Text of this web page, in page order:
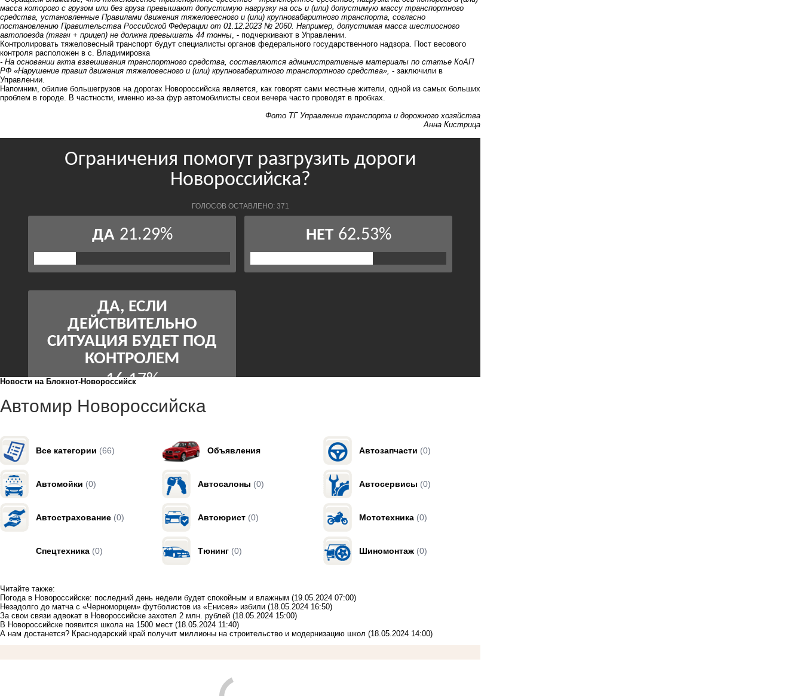
масса которого с грузом или без груза превышают допустимую нагрузку на ось и (или) допустимую массу транспортного
средства, установленные Правилами движения тяжеловесного и (или) крупногабаритного транспорта, согласно
постановлению Правительства Российской Федерации от 01.12.2023 № 2060. Например, допустимая масса шестиосного
автопоезда (тягач + прицеп) не должна превышать 44 тонны , - подчеркивают в Управлении.
Контролировать тяжеловесный транспорт будут специалисты органов федерального государственного надзора. Пост весового
контроля расположен в с. Владимировка
- На основании акта взвешивания транспортного средства, составляются административные материалы по статье КоАП
РФ «Нарушение правил движения тяжеловесного и (или) крупногабаритного транспортного средства», - заключили в
Управлении.
Напомним, обилие большегрузов на дорогах Новороссийска является, как говорят сами местные жители, одной из самых больших
проблем в городе. В частности, именно из-за фур автомобилисты свои вечера часто проводят в пробках.
Фото ТГ Управление транспорта и дорожного хозяйства
Анна Кистрица
Новости на Блoкнoт-Новороссийск
Автомир Новороссийска
Все категории (66) Объявления Автозапчасти (0)
Автомойки (0) Автосалоны (0) Автосервисы (0)
Автострахование (0) Автоюрист (0) Мототехника (0)
Спецтехника (0) Тюнинг (0) Шиномонтаж (0)
Читайте также:
Погода в Новороссийске: последний день недели будет спокойным и влажным (19.05.2024 07:00)
Незадолго до матча с «Черноморцем» футболистов из «Енисея» избили (18.05.2024 16:50)
За свои связи адвокат в Новороссийске захотел 2 млн. рублей (18.05.2024 15:00)
В Новороссийске появится школа на 1500 мест (18.05.2024 11:40)
А нам достанется? Краснодарский край получит миллионы на строительство и модернизацию школ (18.05.2024 14:00)